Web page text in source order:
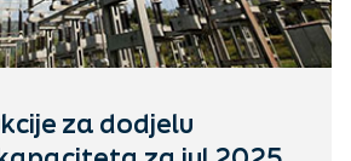
za dodjelu